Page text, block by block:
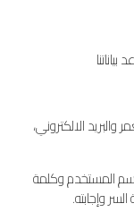
الالكتروني،
المستخدم وكلمة
وإجابته.